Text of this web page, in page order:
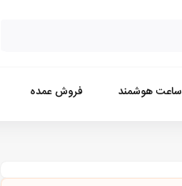
ساعت هوشمند فروش عمده